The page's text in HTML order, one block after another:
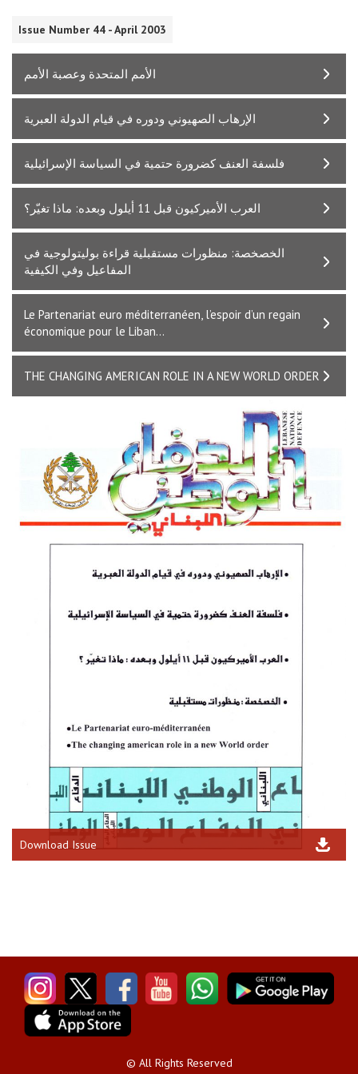
Issue Number 44 - April 2003
الأمم المتحدة وعصبة الأمم
الإرهاب الصهيوني ودوره في قيام الدولة العبرية
فلسفة العنف كضرورة حتمية في السياسة الإسرائيلية
العرب الأميركيون قبل 11 أيلول وبعده: ماذا تغيّر؟
الخصخصة: منظورات مستقبلية قراءة بوليتولوجية في
المفاعيل وفي الكيفية
Le Partenariat euro méditerranéen, l’espoir d’un regain
économique pour le Liban…
THE CHANGING AMERICAN ROLE IN A NEW WORLD ORDER
Download Issue
© All Rights Reserved